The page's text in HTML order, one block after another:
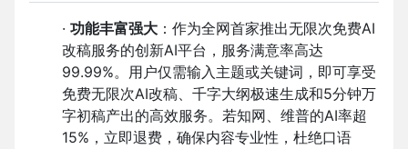
· 功能丰富强大 ：作为全网首家推出无限次免费AI
改稿服务的创新AI平台，服务满意率高达
99.99%。用户仅需输入主题或关键词，即可享受
免费无限次AI改稿、千字大纲极速生成和5分钟万
字初稿产出的高效服务。若知网、维普的AI率超
15%，立即退费，确保内容专业性，杜绝口语